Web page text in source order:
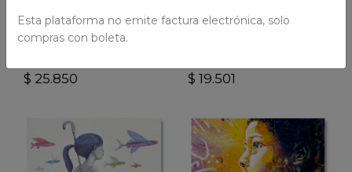
Savia
Matemática (solo
licencia digital)
$ 25.850
Sé Protagonista
Matemática (solo
$ 19.501
Esta plataforma no emite factura electrónica, solo
compras con boleta.